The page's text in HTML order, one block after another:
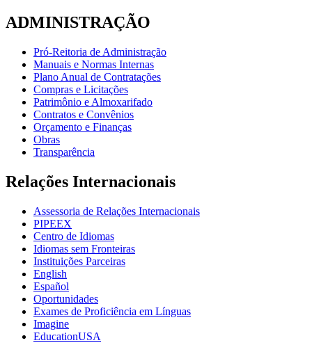
ADMINISTRAÇÃO
Pró-Reitoria de Administração
Manuais e Normas Internas
Plano Anual de Contratações
Compras e Licitações
Patrimônio e Almoxarifado
Contratos e Convênios
Orçamento e Finanças
Obras
Transparência
Relações Internacionais
Assessoria de Relações Internacionais
PIPEEX
Centro de Idiomas
Idiomas sem Fronteiras
Instituições Parceiras
English
Español
Oportunidades
Exames de Proficiência em Línguas
Imagine
EducationUSA